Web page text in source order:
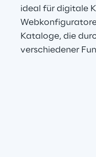
ideal für digitale
Kataloge, die
verschiedener